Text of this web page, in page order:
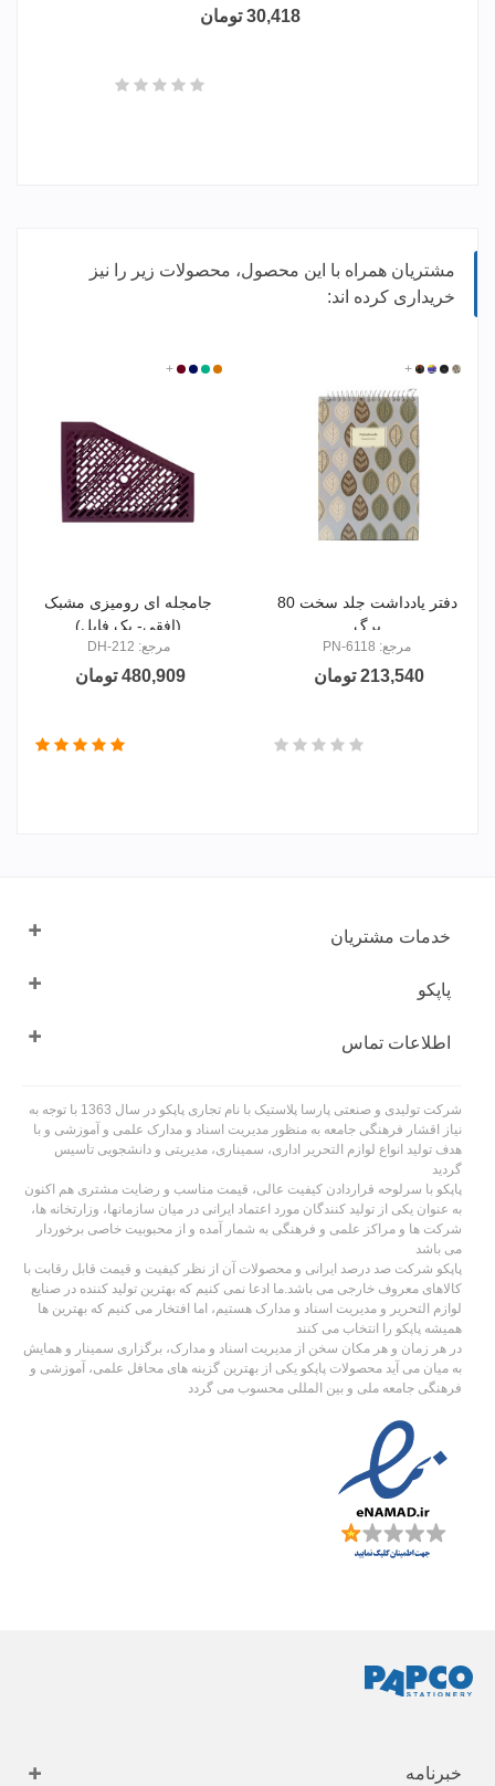
30,418 تومان
مشتریان همراه با این محصول، محصولات زیر را نیز
خریداری کرده اند:
611811
611817
611818
611816
+
دفتر یادداشت جلد سخت 80
برگ
مرجع: PN-6118
213,540 تومان
2781
1436
3394
2688
+
جامجله ای رومیزی مشبک
(افقی- یک فایل)
مرجع: DH-212
480,909 تومان
خدمات مشتریان
پاپکو
اطلاعات تماس
شرکت تولیدی و صنعتی پارسا پلاستیک با نام تجاری پاپکو در سال 1363 با توجه به
نیاز اقشار فرهنگی جامعه به منظور مدیریت اسناد و مدارک علمی و آموزشی و با
هدف تولید انواع لوازم التحریر اداری، سمیناری، مدیریتی و دانشجویی تاسیس
گردید
پاپکو با سرلوحه قراردادن کیفیت عالی، قیمت مناسب و رضایت مشتری هم اکنون
به عنوان یکی از تولید کنندگان مورد اعتماد ایرانی در میان سازمانها، وزارتخانه ها،
شرکت ها و مراکز علمی و فرهنگی به شمار آمده و از محبوبیت خاصی برخوردار
می باشد
پاپکو شرکت صد درصد ایرانی و محصولات آن از نظر کیفیت و قیمت قابل رقابت با
کالاهای معروف خارجی می باشد.ما ادعا نمی کنیم که بهترین تولید کننده در صنایع
لوازم التحریر و مدیریت اسناد و مدارک هستیم، اما افتخار می کنیم که بهترین ها
همیشه پاپکو را انتخاب می کنند
در هر زمان و هر مکان سخن از مدیریت اسناد و مدارک، برگزاری سمینار و همایش
به میان می آید محصولات پاپکو یکی از بهترین گزینه های محافل علمی، آموزشی و
فرهنگی جامعه ملی و بین المللی محسوب می گردد
خبرنامه